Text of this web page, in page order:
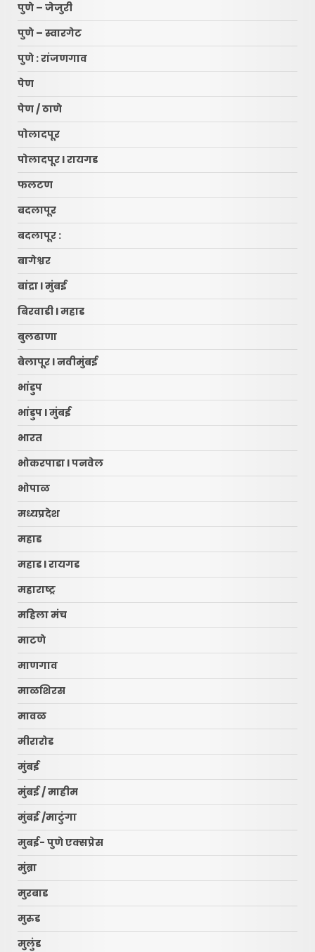
पुणे – जेजुरी
पुणे – स्वारगेट
पुणे : रांजणगाव
पेण
पेण / ठाणे
पोलादपूर
पोलादपूर l रायगड
फलटण
बदलापूर
बदलापूर :
बागेश्वर
बांद्रा l मुंबई
बिरवाडी l महाड
बुलढाणा
बेलापूर l नवीमुंबई
भांडुप
भांडुप l मुंबई
भारत
भोकरपाडा l पनवेल
भोपाळ
मध्यप्रदेश
महाड
महाड l रायगड
महाराष्ट्र
महिला मंच
माटणे
माणगाव
माळशिरस
मावळ
मीरारोड
मुंबई
मुंबई / माहीम
मुंबई /माटुंगा
मुबई- पुणे एक्सप्रेस
मुंब्रा
मुरबाड
मुरुड
मुलुंड